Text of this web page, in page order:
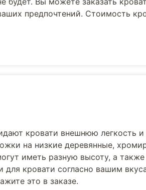
предпочтений. Стоимость
кровати внешнюю легкость
на низкие деревянные,
иметь разную высоту, а также
кровати согласно вашим
это в заказе.